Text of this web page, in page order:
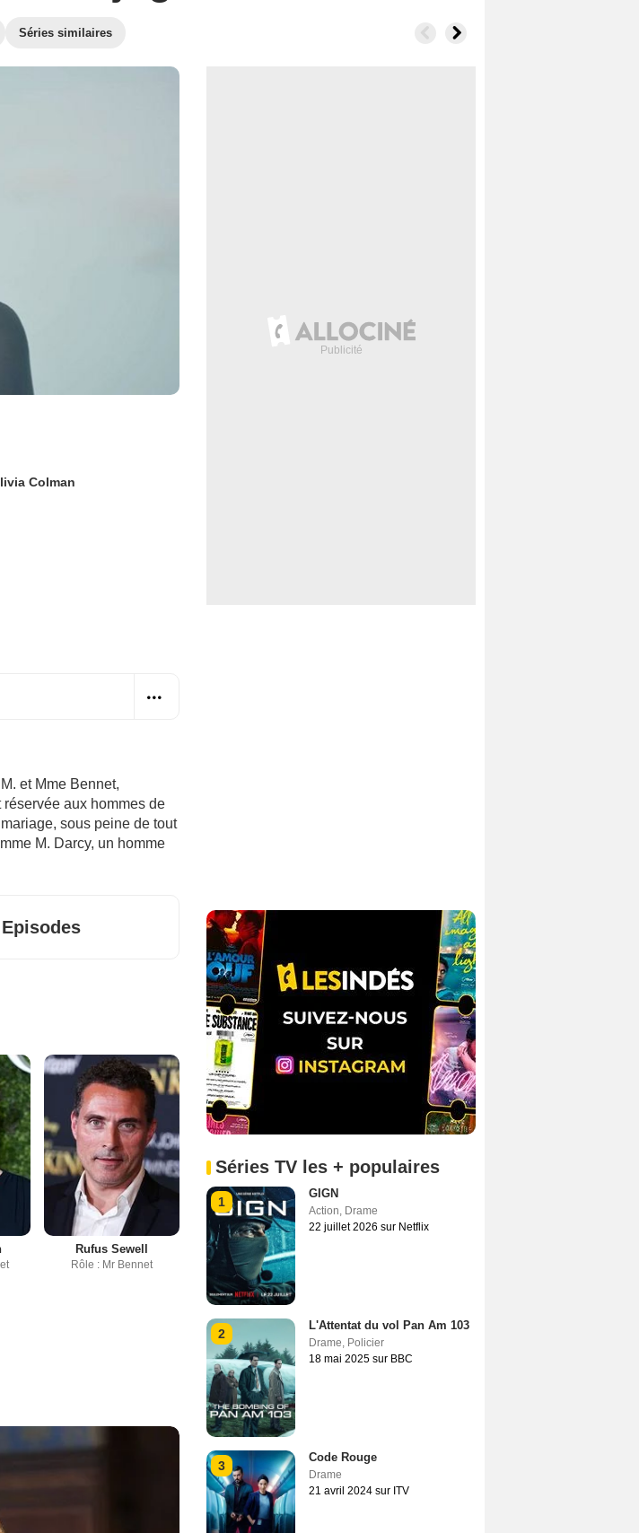
Séries similaires
Colman
et Mme Bennet,
aux hommes de
sous peine de tout
M. Darcy, un homme
Rufus Sewell
Rôle : Mr Bennet
Séries TV les + populaires
1
GIGN
Action, Drame
22 juillet 2026 sur Netflix
2
L'Attentat du vol Pan Am 103
Drame, Policier
18 mai 2025 sur BBC
3
Code Rouge
Drame
21 avril 2024 sur ITV